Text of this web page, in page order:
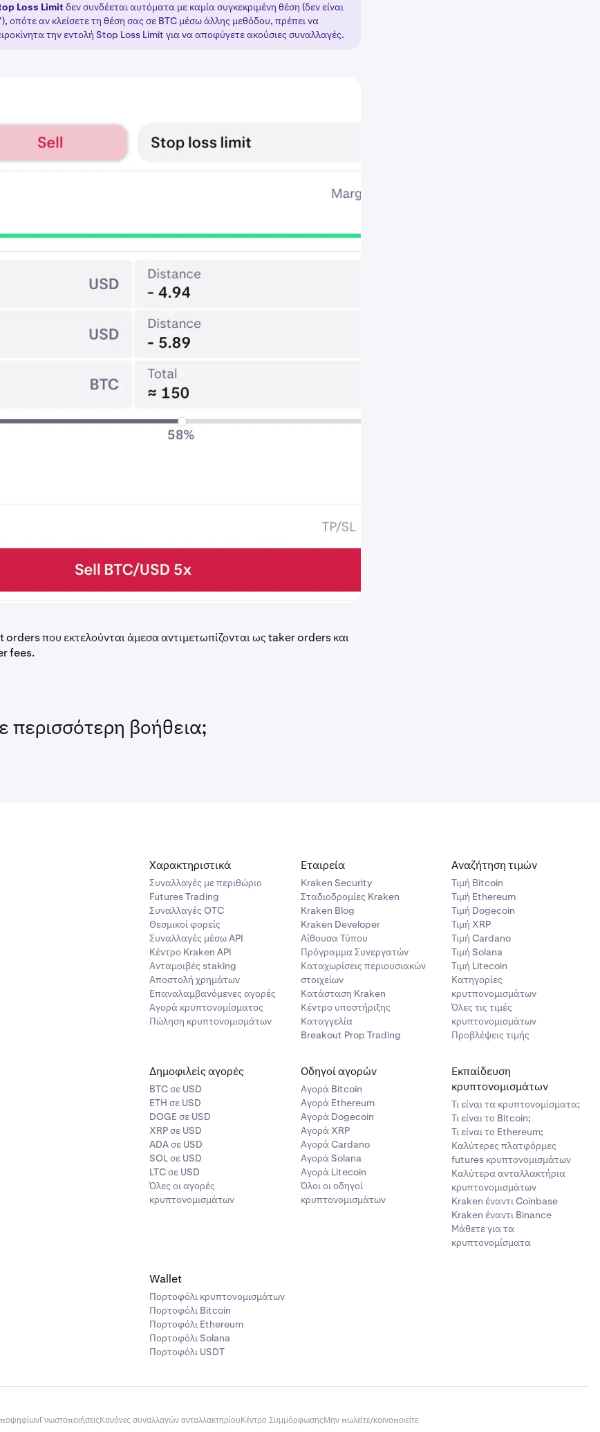
Loss Limit δεν συνδέεται αυτόματα με καμία συγκεκριμένη θέση (δεν είναι
οπότε αν κλείσετε τη θέση σας σε BTC μέσω άλλης μεθόδου, πρέπει να
την εντολή Stop Loss Limit για να αποφύγετε ακούσιες συναλλαγές.
orders που εκτελούνται άμεσα αντιμετωπίζονται ως taker orders και
fees.
περισσότερη βοήθεια;
Χαρακτηριστικά
Συναλλαγές με περιθώριο
Futures Trading
Συναλλαγές OTC
Θεσμικοί φορείς
Συναλλαγές μέσω API
Κέντρο Kraken API
Ανταμοιβές staking
Αποστολή χρημάτων
Επαναλαμβανόμενες αγορές
Αγορά κρυπτονομίσματος
Πώληση κρυπτονομισμάτων
Εταιρεία
Kraken Security
Σταδιοδρομίες Kraken
Kraken Blog
Kraken Developer
Αίθουσα Τύπου
Πρόγραμμα Συνεργατών
Καταχωρίσεις περιουσιακών
στοιχείων
Κατάσταση Kraken
Κέντρο υποστήριξης
Καταγγελία
Breakout Prop Trading
Αναζήτηση τιμών
Τιμή Βitcoin
Τιμή Ethereum
Τιμή Dogecoin
Τιμή XRP
Τιμή Cardano
Τιμή Solana
Τιμή Litecoin
Κατηγορίες
κρυτπονομισμάτων
Όλες τις τιμές
κρυπτονομισμάτων
Προβλέψεις τιμής
Δημοφιλείς αγορές
BTC σε USD
ETH σε USD
DOGE σε USD
XRP σε USD
ADA σε USD
SOL σε USD
LTC σε USD
Όλες οι αγορές
κρυπτονομισμάτων
Οδηγοί αγορών
Αγορά Bitcoin
Αγορά Ethereum
Αγορά Dogecoin
Αγορά XRP
Αγορά Cardano
Αγορά Solana
Αγορά Litecoin
Όλοι οι οδηγοί
κρυπτονομισμάτων
Εκπαίδευση
κρυπτονομισμάτων
Τι είναι τα κρυπτονομίσματα;
Τι είναι το Bitcoin;
Τι είναι το Ethereum;
Καλύτερες πλατφόρμες
futures κρυπτονομισμάτων
Καλύτερα ανταλλακτήρια
κρυπτονομισμάτων
Kraken έναντι Coinbase
Kraken έναντι Binance
Μάθετε για τα
κρυπτονομίσματα
Wallet
Πορτοφόλι κρυπτονομισμάτων
Πορτοφόλι Bitcoin
Πορτοφόλι Ethereum
Πορτοφόλι Solana
Πορτοφόλι USDT
ΓνωστοποιήσειςΚανόνες συναλλαγών ανταλλακτηρίουΚέντρο ΣυμμόρφωσηςΜην πωλείτε/κοινοποιείτε